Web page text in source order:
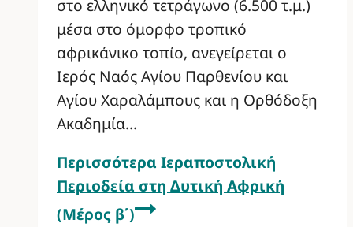
στο ελληνικό τετράγωνο (6.500 τ.μ.)
μέσα στο όμορφο τροπικό
αφρικάνικο τοπίο, ανεγείρεται ο
Ιερός Ναός Αγίου Παρθενίου και
Αγίου Χαραλάμπους και η Ορθόδοξη
Ακαδημία…
Περισσότερα Ιεραποστολική
Περιοδεία στη Δυτική Αφρική
(Μέρος β΄)